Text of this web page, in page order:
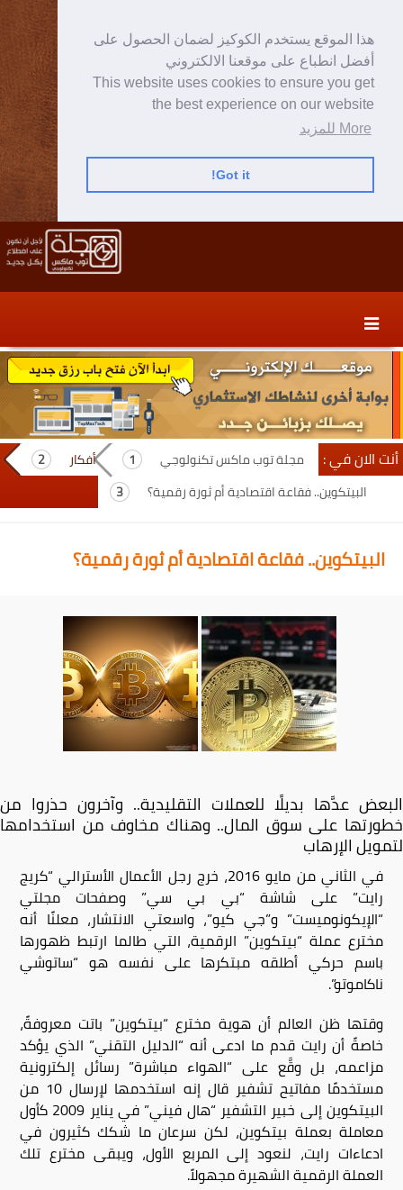
هذا الموقع يستخدم الكوكيز لضمان الحصول على
أفضل انطباع على موقعنا الالكتروني
This website uses cookies to ensure you get
the best experience on our website
More للمزيد
Got it!
content
secondary
content
أنت الان في : مجلة توب ماكس تكنولوجي
أفكار
البيتكوين.. فقاعة اقتصادية أم ثورة رقمية؟
البيتكوين.. فقاعة اقتصادية أم ثورة رقمية؟
البعض عدَّها بديلًا للعملات التقليدية.. وآخرون حذروا من
خطورتها على سوق المال.. وهناك مخاوف من استخدامها
لتمويل الإرهاب
في الثاني من مايو 2016، خرج رجل الأعمال الأسترالي “كريج
رايت” على شاشة “بي بي سي” وصفحات مجلتي
“الإيكونوميست” و”جي كيو”، واسعتي الانتشار، معلنًا أنه
مخترع عملة “بيتكوين” الرقمية، التي طالما ارتبط ظهورها
باسم حركي أطلقه مبتكرها على نفسه هو “ساتوشي
ناكاموتو”.
وقتها ظن العالم أن هوية مخترع “بيتكوين” باتت معروفةً،
خاصةً أن رايت قدم ما ادعى أنه “الدليل التقني” الذي يؤكد
مزاعمه، بل وقَّع على “الهواء مباشرة” رسائل إلكترونية
مستخدمًا مفاتيح تشفير قال إنه استخدمها لإرسال 10 من
البيتكوين إلى خبير التشفير “هال فيني” في يناير 2009 كأول
معاملة بعملة بيتكوين، لكن سرعان ما شكك كثيرون في
ادعاءات رايت، لنعود إلى المربع الأول، ويبقى مخترع تلك
العملة الرقمية الشهيرة مجهولاً.